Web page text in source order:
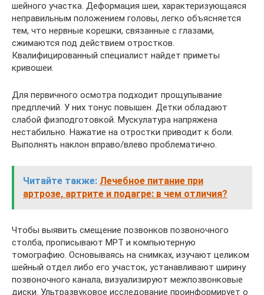
шейного участка. Деформация шеи, характеризующаяся
неправильным положением головы, легко объясняется
тем, что нервные корешки, связанные с глазами,
сжимаются под действием отростков.
Квалифицированный специалист найдет приметы
кривошеи.
Для первичного осмотра подходит прощупывание
предплечий. У них тонус повышен. Детки обладают
слабой физподготовкой. Мускулатура напряжена
нестабильно. Нажатие на отростки приводит к боли.
Выполнять наклон вправо/влево проблематично.
Читайте также: Лечебное питание при
артрозе, артрите и подагре: в чем отличия?
Чтобы выявить смещение позвонков позвоночного
столба, прописывают МРТ и компьютерную
томографию. Основываясь на снимках, изучают целиком
шейный отдел либо его участок, устанавливают ширину
позвоночного канала, визуализируют межпозвонковые
диски. Ультразвуковое исследование проинформирует о